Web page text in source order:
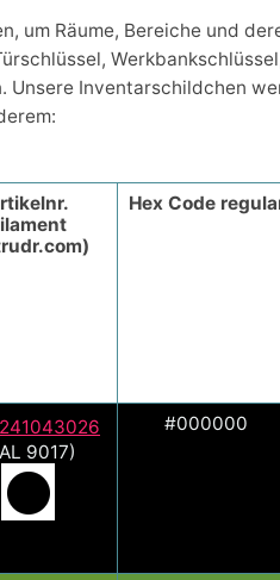
um Räume, Bereiche und
Unsere Inventarschildchen
Hex Code
9017)
#000000